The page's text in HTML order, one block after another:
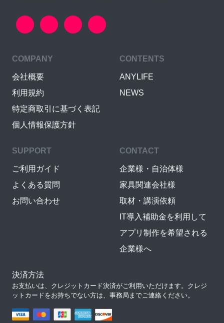
COMPANY
会社概要
利用規約
特定商取引に基づく表記
個人情報保護方針
CONTENTS
ANYLIFE
NEWS
SUPPORT
ご利用ガイド
よくある質問
お問い合わせ
CONTACT
企業様・自治体様
家具関連会社様
取材・講演依頼
IT導入補助金を利用して
アプリ制作を希望される
企業様へ
決済方法
お支払いは、クレジットカード決済がご利用いただけます。クレジ
ットカードをお持ちでない方は、事務局までご連絡ください。